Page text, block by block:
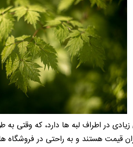
در اطراف لبه ها دارد، که وقتی به
قیمت هستند و به راحتی در فروشگاه